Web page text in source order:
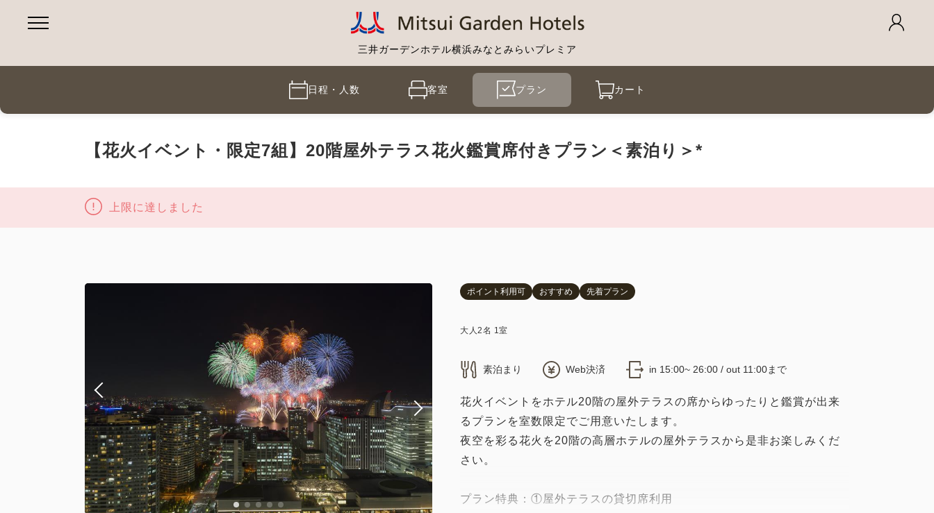
三井ガーデンホテル横浜みなとみらいプレミア
日程・人数 客室 プラン カート
【花火イベント・限定7組】20階屋外テラス花火鑑賞席付きプラン＜素泊り＞*
上限に達しました
ポイント利用可 おすすめ 先着プラン
大人2名 1室
素泊まり Web決済 in 15:00~ 26:00 / out 11:00まで
花火イベントをホテル20階の屋外テラスの席からゆったりと鑑賞が出来
るプランを室数限定でご用意いたします。
夜空を彩る花火を20階の高層ホテルの屋外テラスから是非お楽しみくだ
さい。
プラン特典：①屋外テラスの貸切席利用